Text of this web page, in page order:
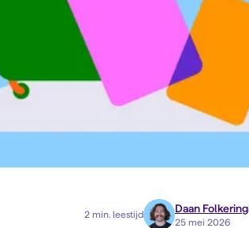
2 min. leestijd Daan
25 mei 2026